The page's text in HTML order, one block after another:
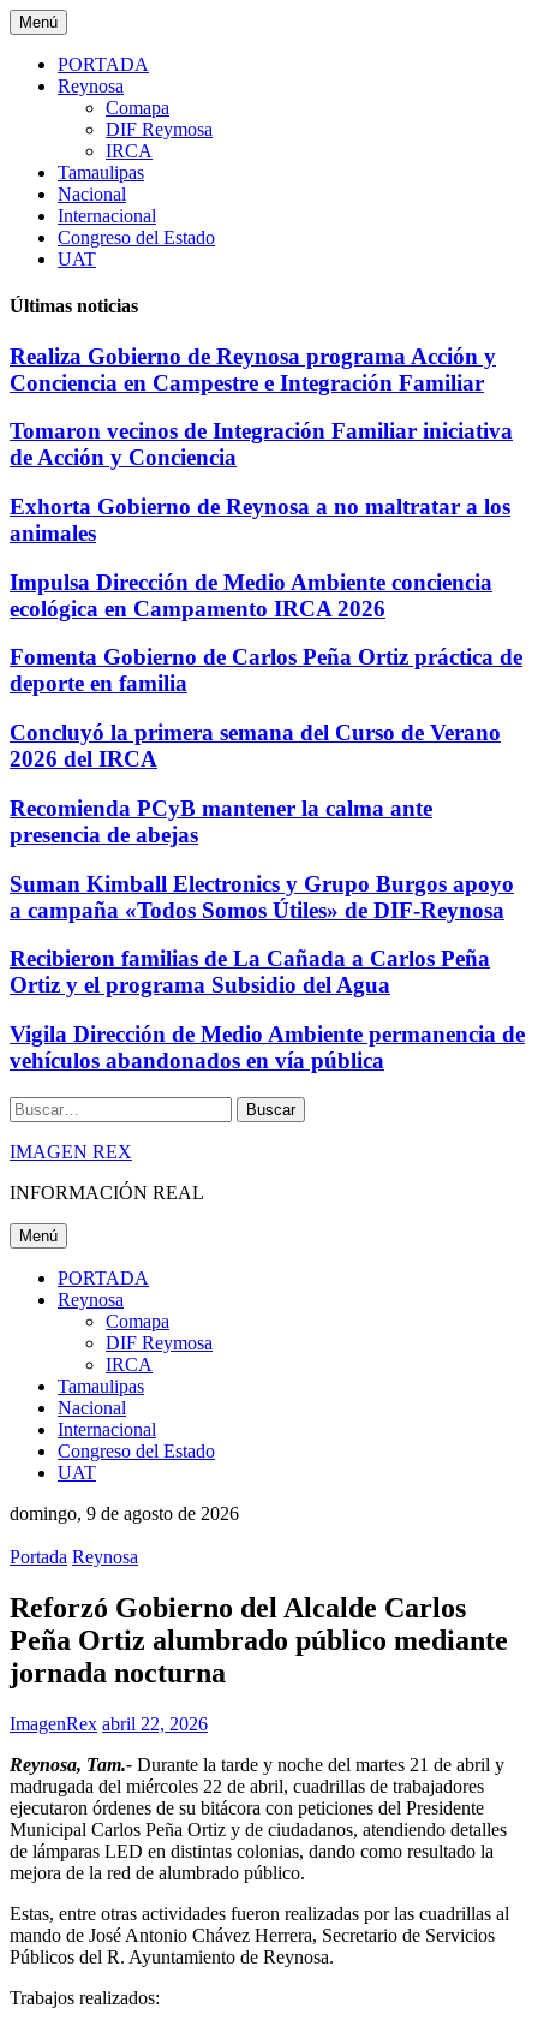
Saltar
al
contenido
Menú
PORTADA
Reynosa
Comapa
DIF Reymosa
IRCA
Tamaulipas
Nacional
Internacional
Congreso del Estado
UAT
Últimas noticias
Realiza Gobierno de Reynosa programa Acción y
Conciencia en Campestre e Integración Familiar
Tomaron vecinos de Integración Familiar iniciativa
de Acción y Conciencia
Exhorta Gobierno de Reynosa a no maltratar a los
animales
Impulsa Dirección de Medio Ambiente conciencia
ecológica en Campamento IRCA 2026
Fomenta Gobierno de Carlos Peña Ortiz práctica de
deporte en familia
Concluyó la primera semana del Curso de Verano
2026 del IRCA
Recomienda PCyB mantener la calma ante
presencia de abejas
Suman Kimball Electronics y Grupo Burgos apoyo
a campaña «Todos Somos Útiles» de DIF-Reynosa
Recibieron familias de La Cañada a Carlos Peña
Ortiz y el programa Subsidio del Agua
Vigila Dirección de Medio Ambiente permanencia de
vehículos abandonados en vía pública
Buscar
IMAGEN REX
INFORMACIÓN REAL
Menú
PORTADA
Reynosa
Comapa
DIF Reymosa
IRCA
Tamaulipas
Nacional
Internacional
Congreso del Estado
UAT
domingo, 9 de agosto de 2026
Portada Reynosa
Reforzó Gobierno del Alcalde Carlos
Peña Ortiz alumbrado público mediante
jornada nocturna
ImagenRex abril 22, 2026
Reynosa, Tam.- Durante la tarde y noche del martes 21 de abril y
madrugada del miércoles 22 de abril, cuadrillas de trabajadores
ejecutaron órdenes de su bitácora con peticiones del Presidente
Municipal Carlos Peña Ortiz y de ciudadanos, atendiendo detalles
de lámparas LED en distintas colonias, dando como resultado la
mejora de la red de alumbrado público.
Estas, entre otras actividades fueron realizadas por las cuadrillas al
mando de José Antonio Chávez Herrera, Secretario de Servicios
Públicos del R. Ayuntamiento de Reynosa.
Trabajos realizados: